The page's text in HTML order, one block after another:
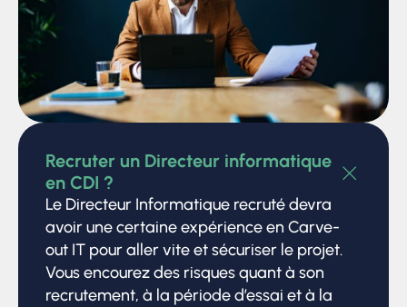
Recruter un Directeur informatique
en CDI ?
+
Le Directeur Informatique recruté devra
avoir une certaine expérience en Carve-
out IT pour aller vite et sécuriser le projet.
Vous encourez des risques quant à son
recrutement, à la période d’essai et à la